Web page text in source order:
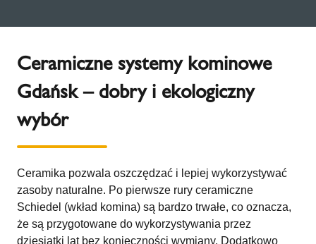
Ceramiczne systemy kominowe
Gdańsk – dobry i ekologiczny
wybór
Ceramika pozwala oszczędzać i lepiej wykorzystywać
zasoby naturalne. Po pierwsze rury ceramiczne
Schiedel (wkład komina) są bardzo trwałe, co oznacza,
że są przygotowane do wykorzystywania przez
dziesiątki lat bez konieczności wymiany. Dodatkowo